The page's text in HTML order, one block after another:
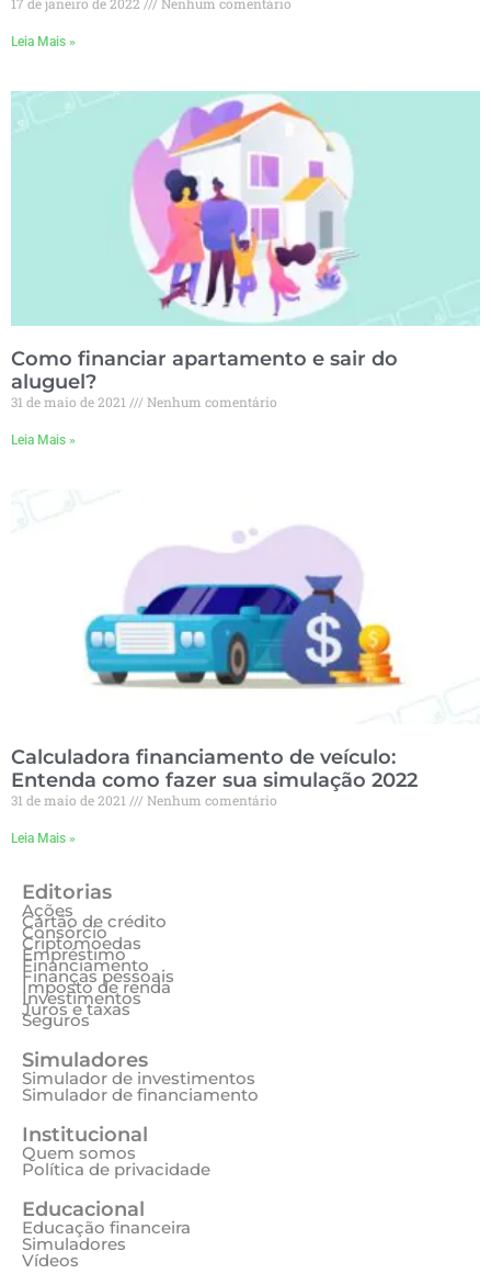
Leia Mais »
Como financiar apartamento e sair do
aluguel?
31 de maio de 2021 Nenhum comentário
Leia Mais »
Calculadora financiamento de veículo:
Entenda como fazer sua simulação 2022
31 de maio de 2021 Nenhum comentário
Leia Mais »
Editorias
Ações
Cartão de crédito
Consórcio
Criptomoedas
Empréstimo
Financiamento
Finanças pessoais
Imposto de renda
Investimentos
Juros e taxas
Seguros
Simuladores
Simulador de investimentos
Simulador de financiamento
Institucional
Quem somos
Política de privacidade
Educacional
Educação financeira
Simuladores
Vídeos